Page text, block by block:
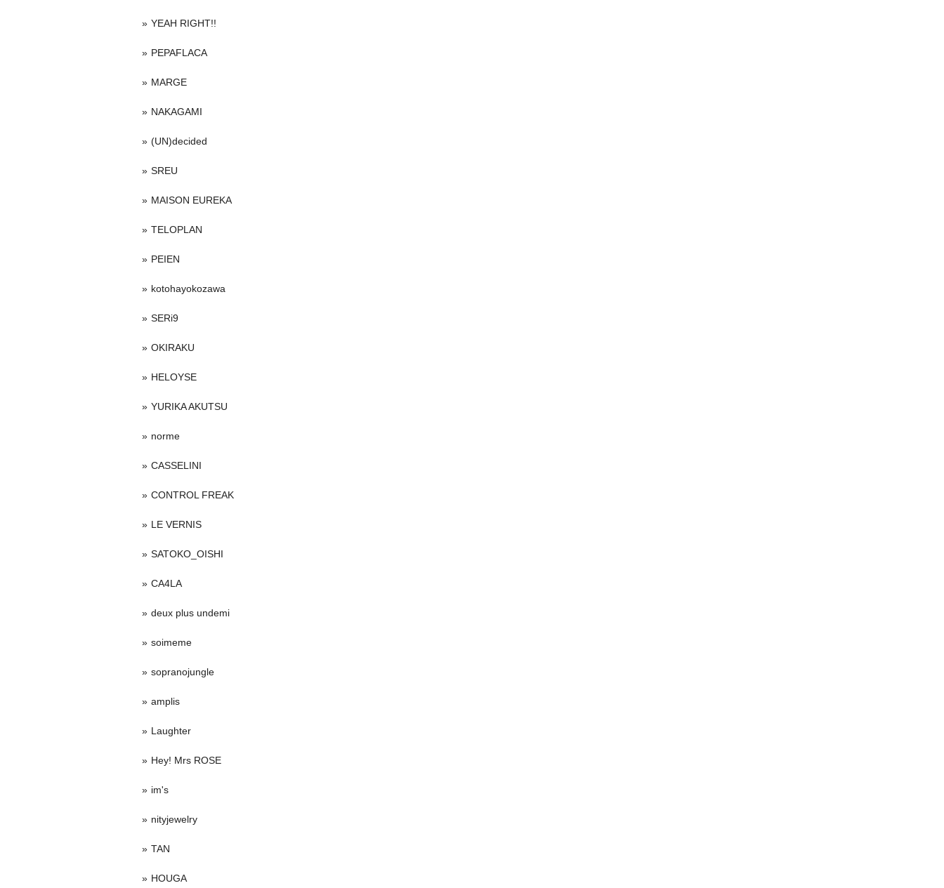
YEAH RIGHT!!
PEPAFLACA
MARGE
NAKAGAMI
(UN)decided
SREU
MAISON EUREKA
TELOPLAN
PEIEN
kotohayokozawa
SERi9
OKIRAKU
HELOYSE
YURIKA AKUTSU
norme
CASSELINI
CONTROL FREAK
LE VERNIS
SATOKO_OISHI
CA4LA
deux plus undemi
soimeme
sopranojungle
amplis
Laughter
Hey! Mrs ROSE
im's
nityjewelry
TAN
HOUGA